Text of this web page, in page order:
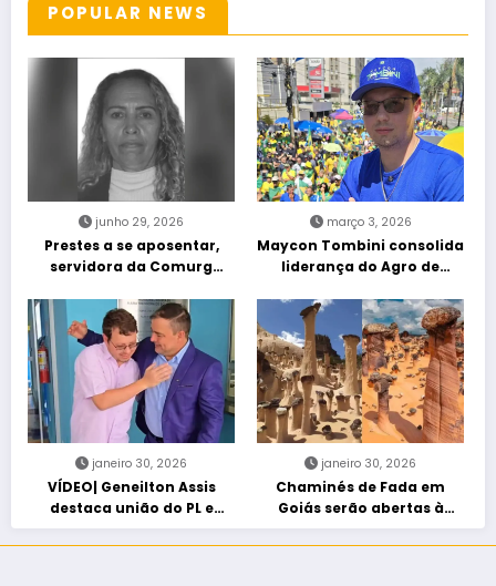
POPULAR NEWS
junho 29, 2026
Prestes a se aposentar,
servidora da Comurg
entra em protocolo de
morte encefálica
março 3, 2026
Maycon Tombini consolida
liderança do Agro de
“Acorda Brasil” em Goiânia
janeiro 30, 2026
VÍDEO| Geneilton Assis
destaca união do PL e
consolidação de apoio a
Maycon Tombini em Jataí
janeiro 30, 2026
Chaminés de Fada em
Goiás serão abertas à
visitação controlada